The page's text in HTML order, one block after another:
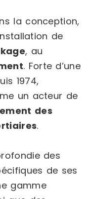
la conception,
de
, au
. Forte d’une
1974,
un acteur de
des
.
des
de ses
gamme